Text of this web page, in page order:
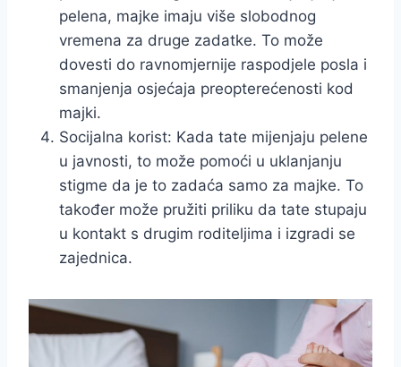
pelena, majke imaju više slobodnog
vremena za druge zadatke. To može
dovesti do ravnomjernije raspodjele posla i
smanjenja osjećaja preopterećenosti kod
majki.
Socijalna korist: Kada tate mijenjaju pelene
u javnosti, to može pomoći u uklanjanju
stigme da je to zadaća samo za majke. To
također može pružiti priliku da tate stupaju
u kontakt s drugim roditeljima i izgradi se
zajednica.